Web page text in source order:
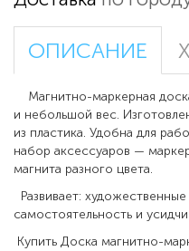
ОПИСАНИЕ
Магнитно-маркерная
и небольшой вес.
из пластика. Удобна для
набор аксессуаров —
магнита разного цвета.
Развивает:
самостоятельность и
Купить Доска магнитно-